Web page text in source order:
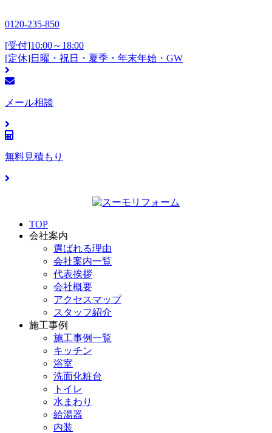
0120-235-850
[受付]10:00～18:00
[定休]日曜・祝日・夏季・年末年始・GW
メール相談
無料見積もり
TOP
会社案内
選ばれる理由
会社案内一覧
代表挨拶
会社概要
アクセスマップ
スタッフ紹介
施工事例
施工事例一覧
キッチン
浴室
洗面化粧台
トイレ
水まわり
給湯器
内装